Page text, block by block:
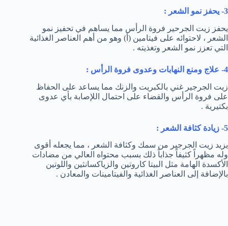
3- يحفز نمو الشعر :
يحفز زيت الجرحير فروة الرأس مما يساهم في تحفيز نمو
الشعر ، لاحتوائه على فيتامين (أ) وهو من أهم العناصر الغذائية
التي تعزز نمو الشعر وتغذيته .
4- علاج ومنع النهابات وعدوى فروة الرأس :
زيت الجرجير غني بالكبريت والزنك مما يساعد على الحفاظ
على فروة الرأس والقضاء على احتمال اللإصابة بأي عدوى
بكتيرية .
5- زيادة كثافة الشعر :
يزيد زيت الجرجير من سمك وكثافة الشعر ، مما يجعله أقوى
وله مظهراً كثيفاً جذاباً ذلك بسبب محتواه العالي من مضادات
الأكسدة الهامة مثل البيتا كاروتين والزياكسانثين واللوتين
بالإضافة إلى العناصر الغذائية والفيتامينات والمعادن .